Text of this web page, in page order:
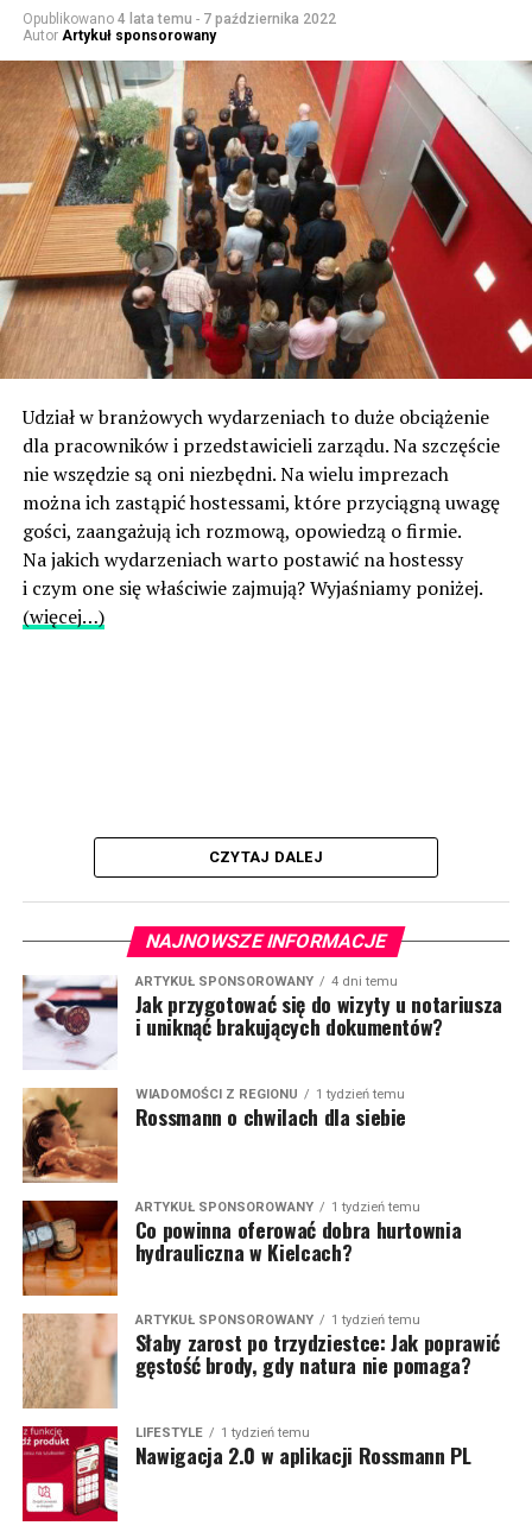
Opublikowano 4 lata temu - 7 października 2022
Autor Artykuł sponsorowany
Udział w branżowych wydarzeniach to duże obciążenie
dla pracowników i przedstawicieli zarządu. Na szczęście
nie wszędzie są oni niezbędni. Na wielu imprezach
można ich zastąpić hostessami, które przyciągną uwagę
gości, zaangażują ich rozmową, opowiedzą o firmie.
Na jakich wydarzeniach warto postawić na hostessy
i czym one się właściwie zajmują? Wyjaśniamy poniżej.
(więcej…)
CZYTAJ DALEJ
NAJNOWSZE INFORMACJE
ARTYKUŁ SPONSOROWANY 4 dni temu
Jak przygotować się do wizyty u notariusza
i uniknąć brakujących dokumentów?
WIADOMOŚCI Z REGIONU 1 tydzień temu
Rossmann o chwilach dla siebie
ARTYKUŁ SPONSOROWANY 1 tydzień temu
Co powinna oferować dobra hurtownia
hydrauliczna w Kielcach?
ARTYKUŁ SPONSOROWANY 1 tydzień temu
Słaby zarost po trzydziestce: Jak poprawić
gęstość brody, gdy natura nie pomaga?
LIFESTYLE 1 tydzień temu
Nawigacja 2.0 w aplikacji Rossmann PL